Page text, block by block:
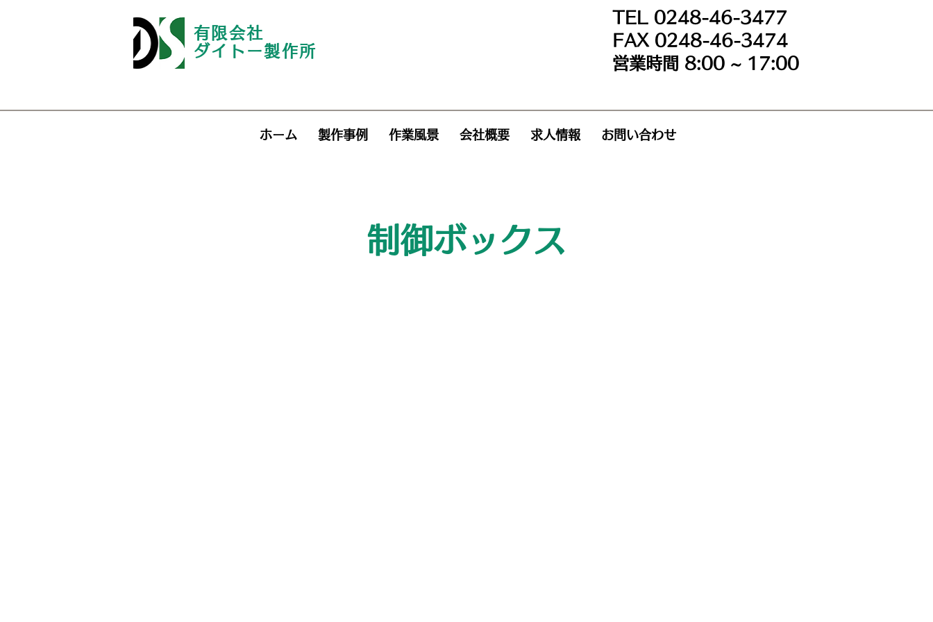
有限会社
ダイトー製作所
TEL 0248-46-3477
FAX 0248-46-3474
営業時間 8:00 ~ 17:00
ホーム 製作事例 作業風景 会社概要 求人情報 お問い合わせ
制御ボックス